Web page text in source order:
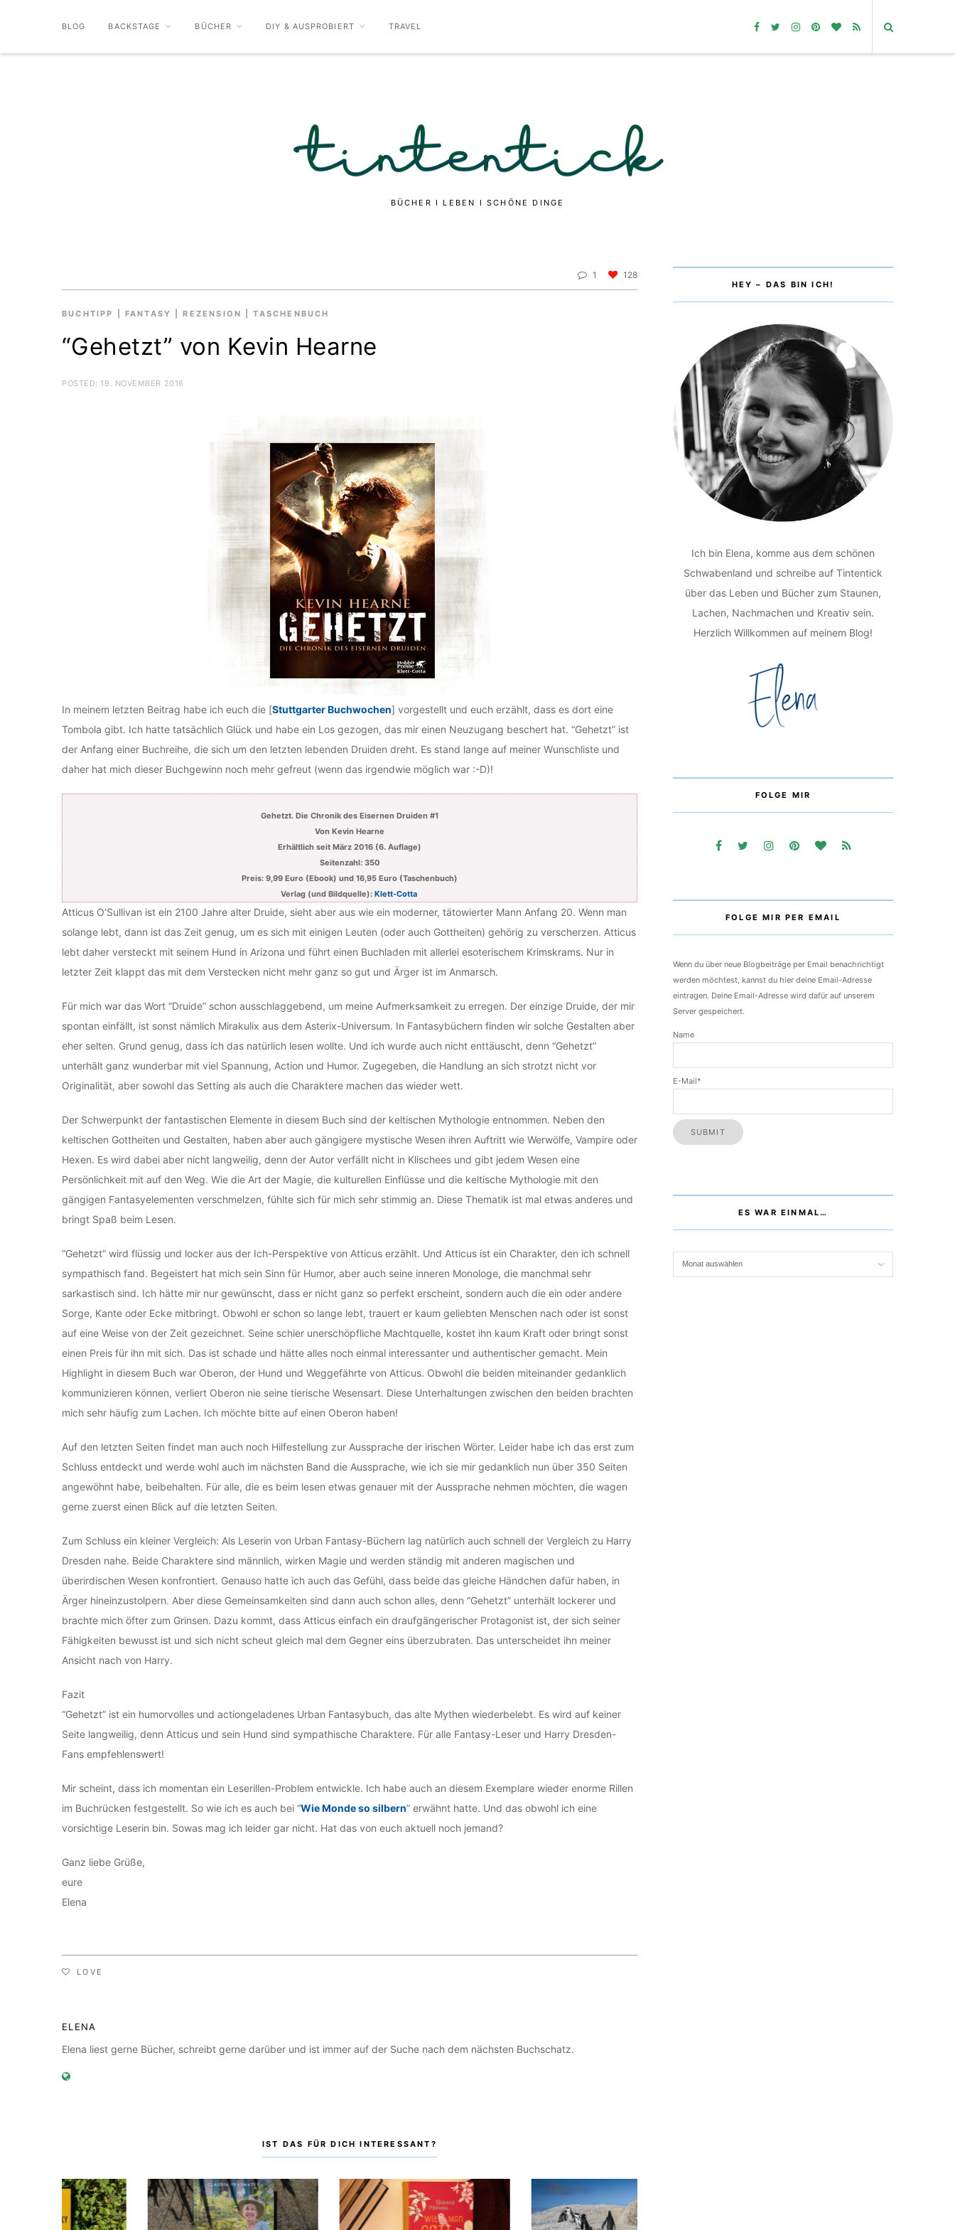
BLOG BACKSTAGE BÜCHER DIY & AUSPROBIERT TRAVEL
BÜCHER I LEBEN I SCHÖNE DINGE
1 128
BUCHTIPP FANTASY REZENSION TASCHENBUCH
“Gehetzt” von Kevin Hearne
POSTED: 19. NOVEMBER 2016
In meinem letzten Beitrag habe ich euch die [Stuttgarter Buchwochen] vorgestellt und euch erzählt, dass es dort eine
Tombola gibt. Ich hatte tatsächlich Glück und habe ein Los gezogen, das mir einen Neuzugang beschert hat. “Gehetzt” ist
der Anfang einer Buchreihe, die sich um den letzten lebenden Druiden dreht. Es stand lange auf meiner Wunschliste und
daher hat mich dieser Buchgewinn noch mehr gefreut (wenn das irgendwie möglich war :-D)!
Gehetzt. Die Chronik des Eisernen Druiden #1
Von Kevin Hearne
Erhältlich seit März 2016 (6. Auflage)
Seitenzahl: 350
Preis: 9,99 Euro (Ebook) und 16,95 Euro (Taschenbuch)
Verlag (und Bildquelle): Klett-Cotta
Atticus O’Sullivan ist ein 2100 Jahre alter Druide, sieht aber aus wie ein moderner, tätowierter Mann Anfang 20. Wenn man
solange lebt, dann ist das Zeit genug, um es sich mit einigen Leuten (oder auch Gottheiten) gehörig zu verscherzen. Atticus
lebt daher versteckt mit seinem Hund in Arizona und führt einen Buchladen mit allerlei esoterischem Krimskrams. Nur in
letzter Zeit klappt das mit dem Verstecken nicht mehr ganz so gut und Ärger ist im Anmarsch.
Für mich war das Wort “Druide” schon ausschlaggebend, um meine Aufmerksamkeit zu erregen. Der einzige Druide, der mir
spontan einfällt, ist sonst nämlich Mirakulix aus dem Asterix-Universum. In Fantasybüchern finden wir solche Gestalten aber
eher selten. Grund genug, dass ich das natürlich lesen wollte. Und ich wurde auch nicht enttäuscht, denn “Gehetzt”
unterhält ganz wunderbar mit viel Spannung, Action und Humor. Zugegeben, die Handlung an sich strotzt nicht vor
Originalität, aber sowohl das Setting als auch die Charaktere machen das wieder wett.
Der Schwerpunkt der fantastischen Elemente in diesem Buch sind der keltischen Mythologie entnommen. Neben den
keltischen Gottheiten und Gestalten, haben aber auch gängigere mystische Wesen ihren Auftritt wie Werwölfe, Vampire oder
Hexen. Es wird dabei aber nicht langweilig, denn der Autor verfällt nicht in Klischees und gibt jedem Wesen eine
Persönlichkeit mit auf den Weg. Wie die Art der Magie, die kulturellen Einflüsse und die keltische Mythologie mit den
gängigen Fantasyelementen verschmelzen, fühlte sich für mich sehr stimmig an. Diese Thematik ist mal etwas anderes und
bringt Spaß beim Lesen.
“Gehetzt” wird flüssig und locker aus der Ich-Perspektive von Atticus erzählt. Und Atticus ist ein Charakter, den ich schnell
sympathisch fand. Begeistert hat mich sein Sinn für Humor, aber auch seine inneren Monologe, die manchmal sehr
sarkastisch sind. Ich hätte mir nur gewünscht, dass er nicht ganz so perfekt erscheint, sondern auch die ein oder andere
Sorge, Kante oder Ecke mitbringt. Obwohl er schon so lange lebt, trauert er kaum geliebten Menschen nach oder ist sonst
auf eine Weise von der Zeit gezeichnet. Seine schier unerschöpfliche Machtquelle, kostet ihn kaum Kraft oder bringt sonst
einen Preis für ihn mit sich. Das ist schade und hätte alles noch einmal interessanter und authentischer gemacht. Mein
Highlight in diesem Buch war Oberon, der Hund und Weggefährte von Atticus. Obwohl die beiden miteinander gedanklich
kommunizieren können, verliert Oberon nie seine tierische Wesensart. Diese Unterhaltungen zwischen den beiden brachten
mich sehr häufig zum Lachen. Ich möchte bitte auf einen Oberon haben!
Auf den letzten Seiten findet man auch noch Hilfestellung zur Aussprache der irischen Wörter. Leider habe ich das erst zum
Schluss entdeckt und werde wohl auch im nächsten Band die Aussprache, wie ich sie mir gedanklich nun über 350 Seiten
angewöhnt habe, beibehalten. Für alle, die es beim lesen etwas genauer mit der Aussprache nehmen möchten, die wagen
gerne zuerst einen Blick auf die letzten Seiten.
Zum Schluss ein kleiner Vergleich: Als Leserin von Urban Fantasy-Büchern lag natürlich auch schnell der Vergleich zu Harry
Dresden nahe. Beide Charaktere sind männlich, wirken Magie und werden ständig mit anderen magischen und
überirdischen Wesen konfrontiert. Genauso hatte ich auch das Gefühl, dass beide das gleiche Händchen dafür haben, in
Ärger hineinzustolpern. Aber diese Gemeinsamkeiten sind dann auch schon alles, denn “Gehetzt” unterhält lockerer und
brachte mich öfter zum Grinsen. Dazu kommt, dass Atticus einfach ein draufgängerischer Protagonist ist, der sich seiner
Fähigkeiten bewusst ist und sich nicht scheut gleich mal dem Gegner eins überzubraten. Das unterscheidet ihn meiner
Ansicht nach von Harry.
Fazit
“Gehetzt” ist ein humorvolles und actiongeladenes Urban Fantasybuch, das alte Mythen wiederbelebt. Es wird auf keiner
Seite langweilig, denn Atticus und sein Hund sind sympathische Charaktere. Für alle Fantasy-Leser und Harry Dresden-
Fans empfehlenswert!
Mir scheint, dass ich momentan ein Leserillen-Problem entwickle. Ich habe auch an diesem Exemplare wieder enorme Rillen
im Buchrücken festgestellt. So wie ich es auch bei “Wie Monde so silbern” erwähnt hatte. Und das obwohl ich eine
vorsichtige Leserin bin. Sowas mag ich leider gar nicht. Hat das von euch aktuell noch jemand?
Ganz liebe Grüße,
eure
Elena
LOVE
ELENA
Elena liest gerne Bücher, schreibt gerne darüber und ist immer auf der Suche nach dem nächsten Buchschatz.
IST DAS FÜR DICH INTERESSANT?
HEY – DAS BIN ICH!
Ich bin Elena, komme aus dem schönen
Schwabenland und schreibe auf Tintentick
über das Leben und Bücher zum Staunen,
Lachen, Nachmachen und Kreativ sein.
Herzlich Willkommen auf meinem Blog!
FOLGE MIR
FOLGE MIR PER EMAIL
Wenn du über neue Blogbeiträge per Email benachrichtigt
werden möchtest, kannst du hier deine Email-Adresse
eintragen. Deine Email-Adresse wird dafür auf unserem
Server gespeichert.
Name
E-Mail*
ES WAR EINMAL…